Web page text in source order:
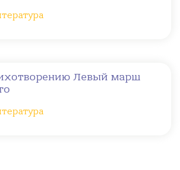
Левый марш